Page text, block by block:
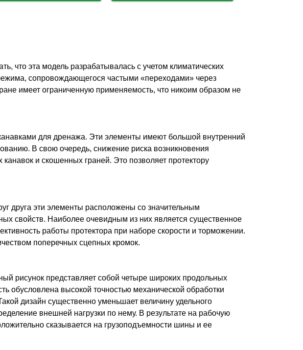
что эта модель разрабатывалась с учетом климатических
сопровождающегося частыми «переходами» через
имеет ограниченную применяемость, что никоим образом не
для дренажа. Эти элементы имеют большой внутренний
В свою очередь, снижение риска возникновения
и скошенных граней. Это позволяет протектору
друга эти элементы расположены со значительным
свойств. Наиболее очевидным из них является существенное
работы протектора при наборе скорости и торможении.
поперечных сцепных кромок.
рисунок представляет собой четыре широких продольных
обусловлена высокой точностью механической обработки
дизайн существенно уменьшает величину удельного
внешней нагрузки по нему. В результате на рабочую
сказывается на грузоподъемности шины и ее